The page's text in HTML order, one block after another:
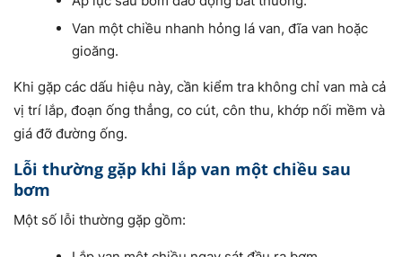
Van một chiều nhanh hỏng lá van, đĩa van hoặc
gioăng.
Khi gặp các dấu hiệu này, cần kiểm tra không chỉ van mà cả
vị trí lắp, đoạn ống thẳng, co cút, côn thu, khớp nối mềm và
giá đỡ đường ống.
Lỗi thường gặp khi lắp van một chiều sau
bơm
Một số lỗi thường gặp gồm: